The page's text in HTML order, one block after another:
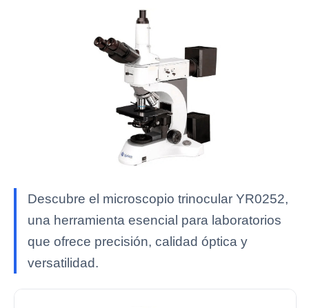
Descubre el microscopio trinocular YR0252,
una herramienta esencial para laboratorios
que ofrece precisión, calidad óptica y
versatilidad.